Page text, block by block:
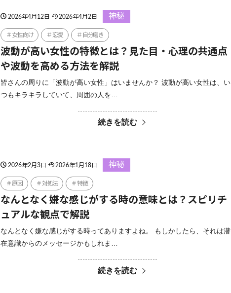
2026年4月12日 2026年4月2日 神秘
女性向け 恋愛 自分磨き
波動が高い女性の特徴とは？見た目・心理の共通点
や波動を高める方法を解説
皆さんの周りに「波動が高い女性」はいませんか？ 波動が高い女性は、い
つもキラキラしていて、周囲の人を…
続きを読む
2026年2月3日 2026年1月18日 神秘
原因 対処法 特徴
なんとなく嫌な感じがする時の意味とは？スピリチ
ュアルな観点で解説
なんとなく嫌な感じがする時ってありますよね。 もしかしたら、それは潜
在意識からのメッセージかもしれま…
続きを読む